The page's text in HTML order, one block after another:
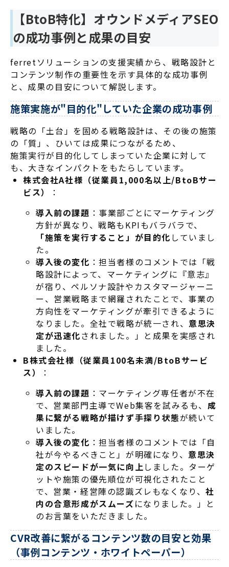
【BtoB特化】オウンドメディアSEO
の成功事例と成果の目安
ferretソリューションの支援実績から、戦略設計と
コンテンツ制作の重要性を示す具体的な成功事例
と、成果の目安について解説します。
施策実施が"目的化"していた企業の成功事例
戦略の「土台」を固める戦略設計は、その後の施策
の「質」、ひいては成果につながるため、
施策実行が目的化してしまっていた企業に対して
も、大きなインパクトをもたらしています。
株式会社A社様（従業員1,000名以上/BtoBサー
ビス）
：
導入前の課題 ：事業部ごとにマーケティング
方針が異なり、戦略もKPIもバラバラで、
「施策を実行すること」が目的化 していまし
た。
導入後の変化 ：担当者様のコメントでは「戦
略設計によって、マーケティングに『意志』
が宿り 、ペルソナ設計やカスタマージャーニ
ー、営業戦略まで網羅されたことで、事業の
方向性をマーケティングが牽引できるように
なりました。全社で戦略が統一され、 意思決
定が迅速化されました。」と成果を実感され
ました。
B株式会社様（従業員100名未満/BtoBサービ
ス）
：
導入前の課題 ：マーケティング専任者が不在
で、営業部門主導でWeb集客を試みるも、 成
果に繋がる戦略が描けず手探り状態が続いて
いました。
導入後の変化 ：担当者様のコメントでは「自
社が今やるべきこと」が明確になり、 意思決
定のスピードが一気に向上 しました。ターゲ
ットや施策の優先順位が可視化されたこと
で、営業・経営陣の認識ズレもなくなり、社
内の合意形成がスムーズになりました。」と
のお言葉をいただきました。
CVR改善に繋がるコンテンツ数の目安と効果
（事例コンテンツ・ホワイトペーパー）